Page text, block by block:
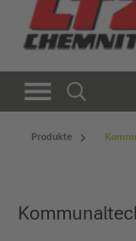
Produkte